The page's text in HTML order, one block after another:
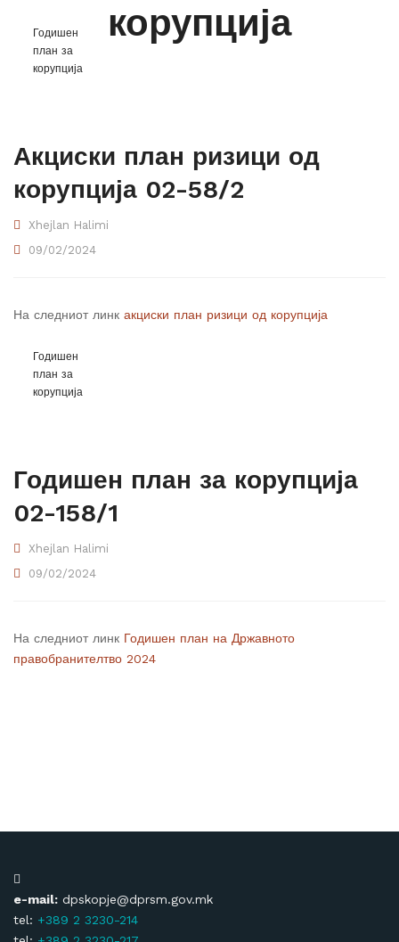
корупција
Годишен
план за
корупција
Акциски план ризици од
корупција 02-58/2
Xhejlan Halimi
09/02/2024
На следниот линк акциски план ризици од корупција
Годишен
план за
корупција
Годишен план за корупција
02-158/1
Xhejlan Halimi
09/02/2024
На следниот линк Годишен план на Државното
правобранителтво 2024
e-mail: dpskopje@dprsm.gov.mk
tel: +389 2 3230-214